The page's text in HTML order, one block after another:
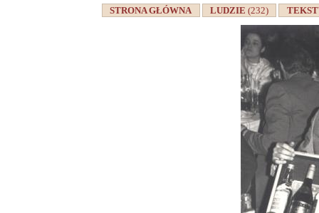
STRONA GŁÓWNA LUDZIE(232)